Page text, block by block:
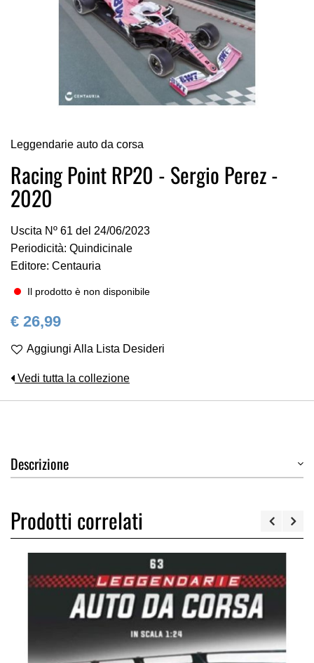
all'inizio
della
galleria
di
immagini
Leggendarie auto da corsa
Racing Point RP20 - Sergio Perez -
2020
Uscita Nº 61 del 24/06/2023
Periodicità: Quindicinale
Editore: Centauria
Il prodotto è non disponibile
€ 26,99
Aggiungi Alla Lista Desideri
Vedi tutta la collezione
Descrizione
Prodotti correlati